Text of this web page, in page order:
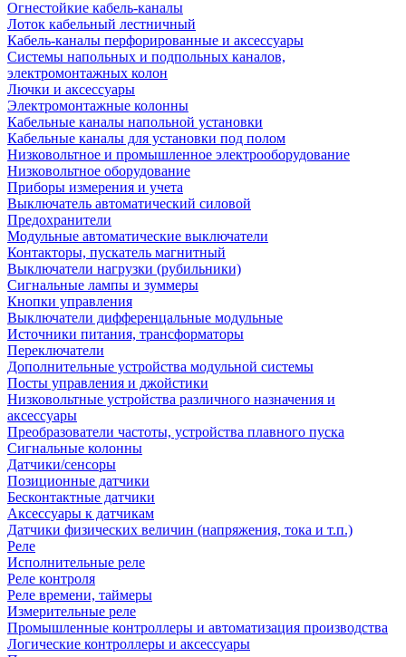
Огнестойкие кабель-каналы
Лоток кабельный лестничный
Кабель-каналы перфорированные и аксессуары
Системы напольных и подпольных каналов,
электромонтажных колон
Лючки и аксессуары
Электромонтажные колонны
Кабельные каналы напольной установки
Кабельные каналы для установки под полом
Низковольтное и промышленное электрооборудование
Низковольтное оборудование
Приборы измерения и учета
Выключатель автоматический силовой
Предохранители
Модульные автоматические выключатели
Контакторы, пускатель магнитный
Выключатели нагрузки (рубильники)
Сигнальные лампы и зуммеры
Кнопки управления
Выключатели дифференцальные модульные
Источники питания, трансформаторы
Переключатели
Дополнительные устройства модульной системы
Посты управления и джойстики
Низковольтные устройства различного назначения и
аксессуары
Преобразователи частоты, устройства плавного пуска
Сигнальные колонны
Датчики/сенсоры
Позиционные датчики
Бесконтактные датчики
Аксессуары к датчикам
Датчики физических величин (напряжения, тока и т.п.)
Реле
Исполнительные реле
Реле контроля
Реле времени, таймеры
Измерительные реле
Промышленные контроллеры и автоматизация производства
Логические контроллеры и аксессуары